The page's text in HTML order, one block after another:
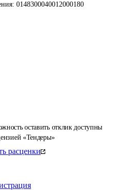
оставить отклик доступны
«Тендеры»
расценки
0148300040012000180